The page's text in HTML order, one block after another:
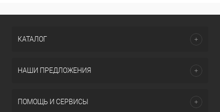
КАТАЛОГ
НАШИ ПРЕДЛОЖЕНИЯ
ПОМОЩЬ И СЕРВИСЫ